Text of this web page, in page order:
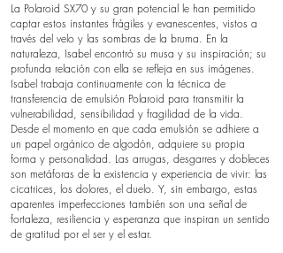
La Polaroid SX70 y su gran potencial le han permitido
captar estos instantes frágiles y evanescentes, vistos a
través del velo y las sombras de la bruma. En la
naturaleza, Isabel encontró su musa y su inspiración; su
profunda relación con ella se refleja en sus imágenes.
Isabel trabaja continuamente con la técnica de
transferencia de emulsión Polaroid para transmitir la
vulnerabilidad, sensibilidad y fragilidad de la vida.
Desde el momento en que cada emulsión se adhiere a
un papel orgánico de algodón, adquiere su propia
forma y personalidad. Las arrugas, desgarres y dobleces
son metáforas de la existencia y experiencia de vivir: las
cicatrices, los dolores, el duelo. Y, sin embargo, estas
aparentes imperfecciones también son una señal de
fortaleza, resiliencia y esperanza que inspiran un sentido
de gratitud por el ser y el estar.